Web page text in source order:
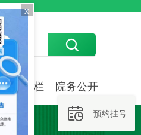

专题专栏 院务公开
 预约挂号
x